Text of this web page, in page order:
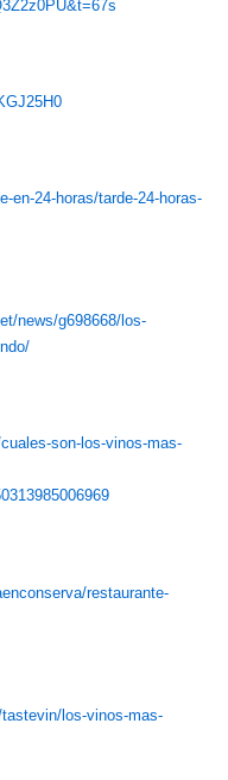
en-24-horas/tarde-24-horas-
news/g698668/los-
son-los-vinos-mas-
restaurante-
los-vinos-mas-